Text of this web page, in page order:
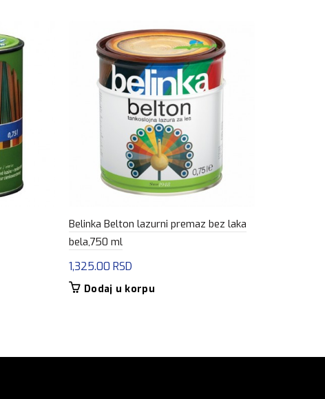
Belinka Belton lazurni premaz bez laka
bela,750 ml
1,325.00 RSD
Dodaj u korpu